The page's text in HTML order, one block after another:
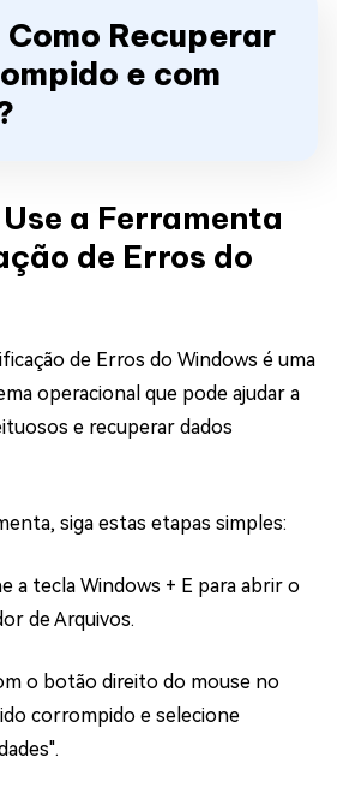
Recuperar
e com
a Ferramenta
de Erros do
de Erros do Windows é uma
operacional que pode ajudar a
e recuperar dados
siga estas etapas simples:
a tecla Windows + E para abrir o
de Arquivos.
o botão direito do mouse no
corrompido e selecione